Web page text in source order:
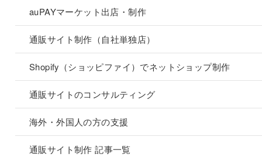
auPAYマーケット出店・制作
通販サイト制作（自社単独店）
Shopify（ショッピファイ）でネットショップ制作
通販サイトのコンサルティング
海外・外国人の方の支援
通販サイト制作 記事一覧